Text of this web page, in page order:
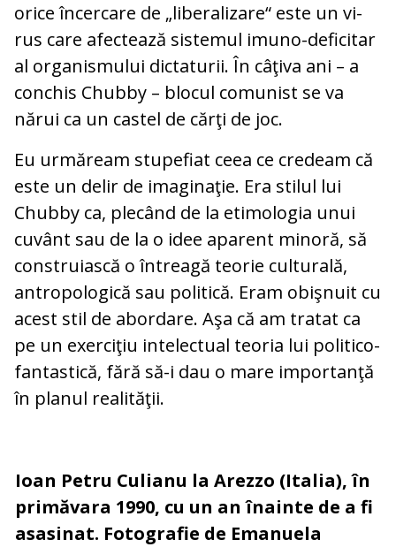
orice încercare de „liberalizare“ este un vi­
rus care afectează sistemul imuno-de­fi­citar
al organismului dictaturii. În câţiva ani – a
conchis Chubby – blocul comunist se va
nărui ca un castel de cărţi de joc.
Eu urmăream stupefiat ceea ce credeam că
este un delir de imaginaţie. Era stilul lui
Chubby ca, plecând de la etimologia unui
cuvânt sau de la o idee aparent mi­noră, să
construiască o întreagă teorie cul­turală,
antropologică sau politică. Eram obiş­nuit cu
acest stil de abordare. Aşa că am tratat ca
pe un exerciţiu intelectual teoria lui politico-
fantastică, fără să-i dau o mare importanţă
în planul realităţii.
Ioan Petru Culianu la Arezzo (Italia), în
primăvara 1990, cu un an înainte de a fi
asasinat. Fotografie de Emanuela